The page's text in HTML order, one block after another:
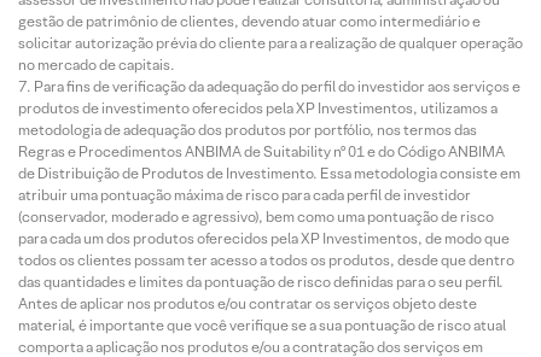
gestão de patrimônio de clientes, devendo atuar como intermediário e
solicitar autorização prévia do cliente para a realização de qualquer operação
no mercado de capitais.
Para fins de verificação da adequação do perfil do investidor aos serviços e
produtos de investimento oferecidos pela XP Investimentos, utilizamos a
metodologia de adequação dos produtos por portfólio, nos termos das
Regras e Procedimentos ANBIMA de Suitability nº 01 e do Código ANBIMA
de Distribuição de Produtos de Investimento. Essa metodologia consiste em
atribuir uma pontuação máxima de risco para cada perfil de investidor
(conservador, moderado e agressivo), bem como uma pontuação de risco
para cada um dos produtos oferecidos pela XP Investimentos, de modo que
todos os clientes possam ter acesso a todos os produtos, desde que dentro
das quantidades e limites da pontuação de risco definidas para o seu perfil.
Antes de aplicar nos produtos e/ou contratar os serviços objeto deste
material, é importante que você verifique se a sua pontuação de risco atual
comporta a aplicação nos produtos e/ou a contratação dos serviços em